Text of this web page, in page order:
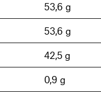
53,6 g
53,6 g
42,5 g
0,9 g